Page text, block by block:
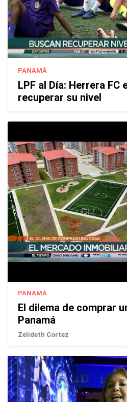
PANAMÁ
LPF al Día: Herrera FC
recuperar su nivel
PANAMÁ
El dilema de comprar
Panamá
Zelideth Cortez